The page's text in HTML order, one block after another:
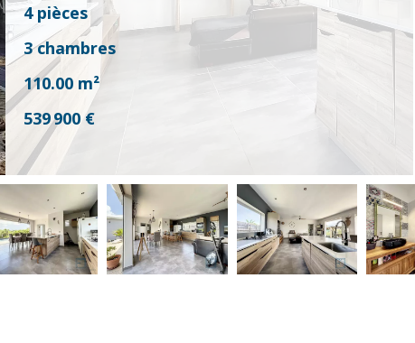
4 pièces
3 chambres
110.00 m²
539 900 €